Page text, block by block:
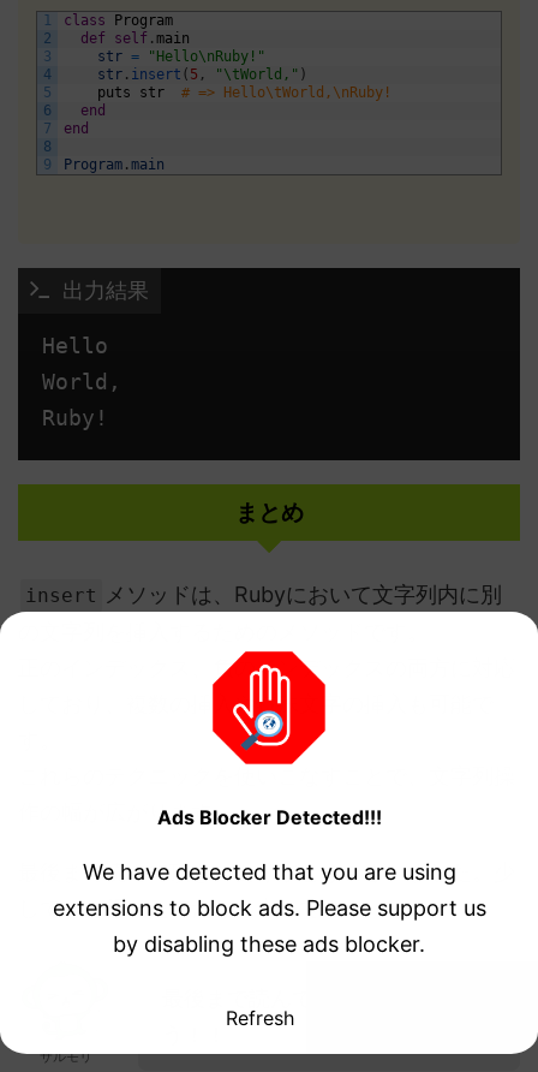
1
2
3
4
5
6
7
8
9
class
Program
def
self . main
str =
"Hello\nRuby!"
str . insert ( 5 , "\tWorld," )
puts
str
# => Hello\tWorld,\nRuby!
end
end
Program . main
出力結果
Hello
World,
まとめ
insert
メソッドは、Rubyにおいて文字列内に別
正のインデックス、負のインデックスの両方に対応
しており、複数の挿入や特殊文字の挿入も可能で
作の幅が広がります。
最後まで読んで頂き、ありがとうございました。少
しでもお役にたてたなら幸いです！
サルモリ
Ads Blocker Detected!!!
We have detected that you are using
extensions to block ads. Please support us
by disabling these ads blocker.
Refresh